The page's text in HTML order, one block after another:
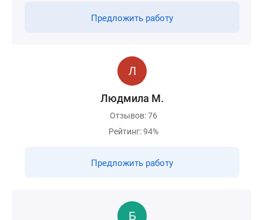
Предложить работу
Людмила M.
Отзывов: 76
Рейтинг: 94%
Предложить работу